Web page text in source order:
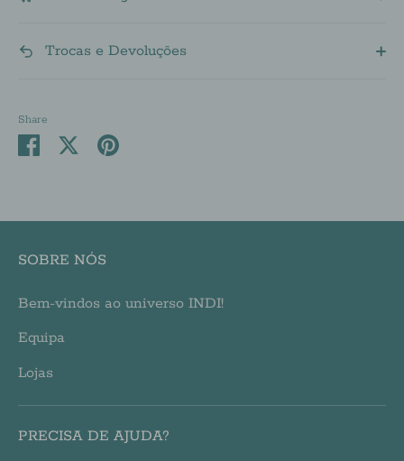
Trocas e Devoluções
Share
Share SharePin
SOBRE NÓS
Bem-vindos ao universo INDI!
Equipa
Lojas
PRECISA DE AJUDA?